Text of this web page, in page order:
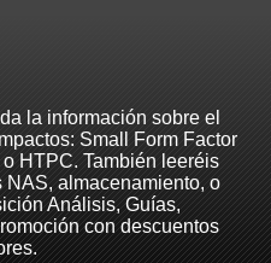
la información sobre el
Small Form Factor
HTPC. También leeréis
almacenamiento, o
Análisis, Guías,
con descuentos